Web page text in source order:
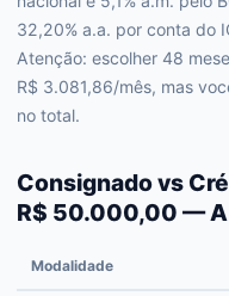
32,20% a.a. por conta do
Atenção: escolher 48
R$ 3.081,86/mês, mas
no total.
Consignado vs
R$ 50.000,00 — A
Modalidade